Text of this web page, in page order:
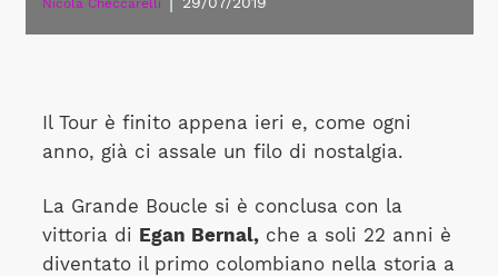
Il Tour è finito appena ieri e, come ogni
anno, già ci assale un filo di nostalgia.
La Grande Boucle si è conclusa con la
vittoria di Egan Bernal,che a soli 22 anni è
diventato il primo colombiano nella storia a